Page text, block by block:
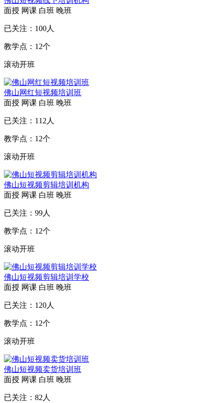
面授 网课 白班 晚班
已关注： 100人
教学点： 12个
滚动开班
佛山网红短视频培训班
面授 网课 白班 晚班
已关注： 112 人
教学点： 12个
滚动开班
佛山短视频剪辑培训机构
面授 网课 白班 晚班
已关注： 99人
教学点： 12个
滚动开班
佛山短视频剪辑培训学校
面授 网课 白班 晚班
已关注： 120人
教学点： 12个
滚动开班
佛山短视频卖货培训班
面授 网课 白班 晚班
已关注： 82 人